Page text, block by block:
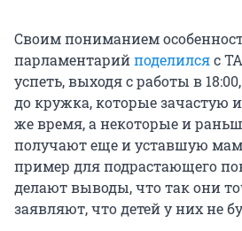
Своим пониманием
парламентарийподелилсяс
успеть, выходя с работы в
до кружка, которые зачастую
же время, а некоторые и
получают еще и уставшую
пример для подрастающего
делают выводы, что так они
заявляют, что детей у них не